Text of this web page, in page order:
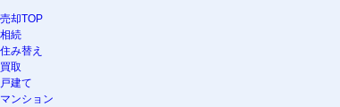
売却TOP
相続
住み替え
買取
戸建て
マンション